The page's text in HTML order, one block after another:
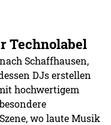
Technolabel
Schaffhausen,
DJs erstellen
hochwertigem
wo laute Musik